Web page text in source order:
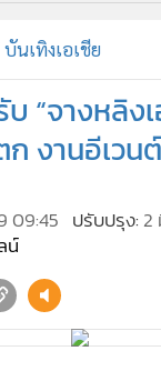
being
SD
บันเทิงเอเชีย
“จางหลิง
งานอีเวน
09:45 ปรับปรุง: 2
น์